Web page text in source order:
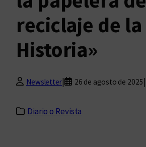
reciclaje de la
Historia»
Newsletter| 26 de agosto de 2025 |
Diario o Revista